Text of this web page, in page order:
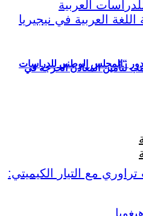
لتأمين المعادن الحرجة في
ودور “المجلس الوطني للدراسات